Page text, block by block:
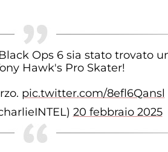
Ops 6 sia stato trovato
Hawk's Pro Skater!
pic.twitter.com/8efl6Qansl
20 febbraio 2025